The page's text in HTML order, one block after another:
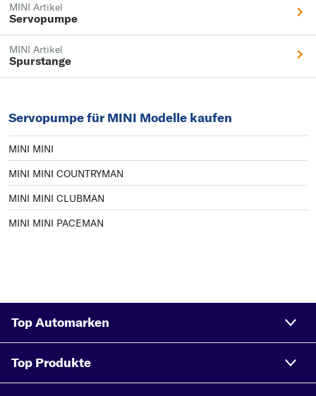
MINI Artikel
Servopumpe
MINI Artikel
Spurstange
Servopumpe für MINI Modelle kaufen
MINI MINI
MINI MINI COUNTRYMAN
MINI MINI CLUBMAN
MINI MINI PACEMAN
Top Automarken
Top Produkte